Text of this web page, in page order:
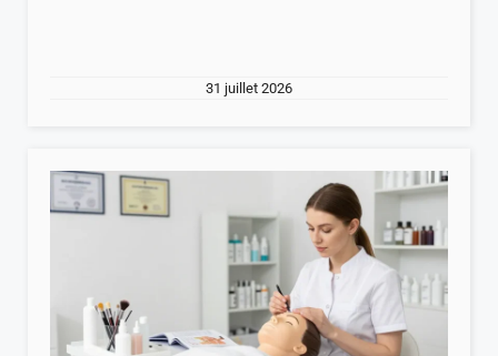
31 juillet 2026